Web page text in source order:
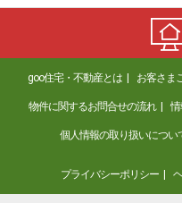
goo住宅・不動産とは お客さま
物件に関するお問合せの流れ 情
個人情報の取り扱いについ
プライバシーポリシー